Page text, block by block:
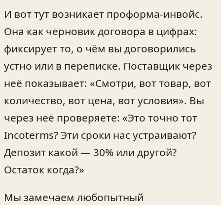
И вот тут возникает проформа-инвойс.
Она как черновик договора в цифрах:
фиксирует то, о чём вы договорились
устно или в переписке. Поставщик через
неё показывает: «Смотри, вот товар, вот
количество, вот цена, вот условия». Вы
через неё проверяете: «Это точно тот
Incoterms? Эти сроки нас устраивают?
Депозит какой — 30% или другой?
Остаток когда?»
Мы замечаем любопытный